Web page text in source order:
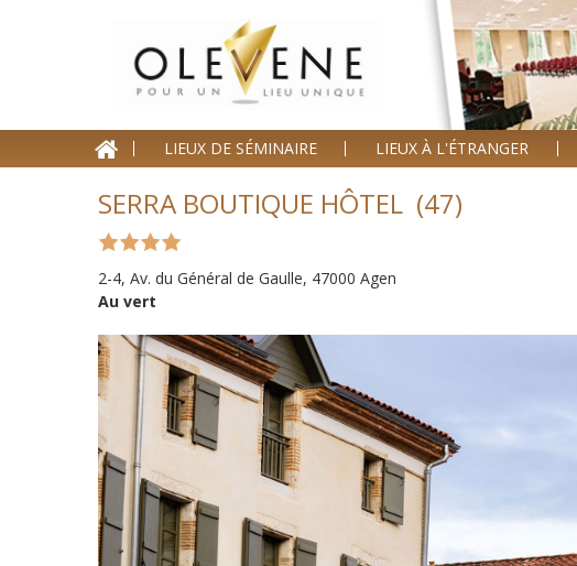
LIEUX DE SÉMINAIRE LIEUX À L'ÉTRANGER
SERRA BOUTIQUE HÔTEL (47)
2-4, Av. du Général de Gaulle, 47000 Agen
Au vert
Lieux de séminaire
Lieux à l'étranger
Séminaire clé en Main
Blog événements